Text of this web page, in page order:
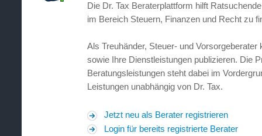
Die Dr. Tax Beraterplattform hilft
im Bereich Steuern, Finanzen und Recht zu
Als Treuhänder, Steuer- und
sowie Ihre Dienstleistungen publizieren. Die
Beratungsleistungen steht dabei im
Leistungen unabhängig von Dr. Tax.
Jetzt neu als Berater registrieren
Login für bereits registrierte Berater